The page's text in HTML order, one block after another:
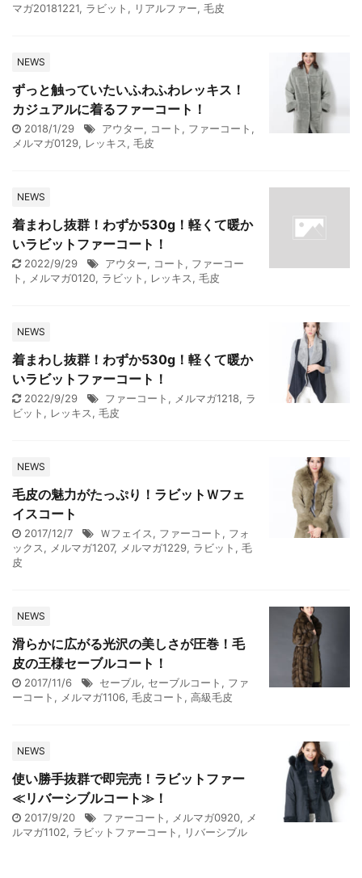
マガ20181221, ラビット , リアルファー, 毛皮
NEWS
ずっと触っていたいふわふわレッキス！
カジュアルに着るファーコート！
2018/1/29 アウター, コート , ファーコート ,
メルマガ0129, レッキス, 毛皮
NEWS
着まわし抜群！わずか530g！軽くて暖か
いラビットファーコート！
2022/9/29 アウター, コート , ファーコー
ト , メルマガ0120, ラビット , レッキス, 毛皮
NEWS
着まわし抜群！わずか530g！軽くて暖か
いラビットファーコート！
2022/9/29 ファーコート , メルマガ1218, ラ
ビット , レッキス, 毛皮
NEWS
毛皮の魅力がたっぷり！ラビットＷフェ
イスコート
2017/12/7 Ｗフェイス, ファーコート , フォ
ックス, メルマガ1207, メルマガ1229, ラビット , 毛
皮
NEWS
滑らかに広がる光沢の美しさが圧巻！毛
皮の王様セーブルコート！
2017/11/6 セーブル, セーブルコート , ファ
ーコート , メルマガ1106, 毛皮コート , 高級毛皮
NEWS
使い勝手抜群で即完売！ラビットファー
≪リバーシブルコート≫！
2017/9/20 ファーコート , メルマガ0920, メ
ルマガ1102, ラビットファーコート , リバーシブル